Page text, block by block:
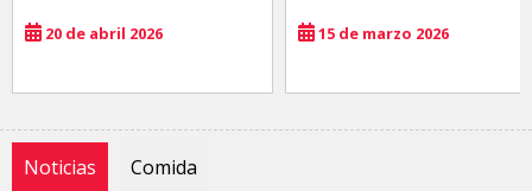
20 de abril 2026 15 de marzo 2026
Noticias Comida